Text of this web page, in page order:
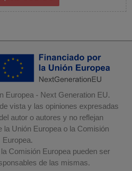
Europea - Next Generation EU.
vista y las opiniones expresadas
autor o autores y no reflejan
Unión Europea o la Comisión
Europea.
Comisión Europea pueden ser
de las mismas.